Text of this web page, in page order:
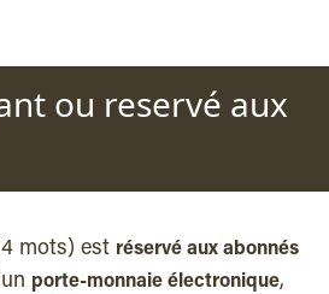
ou reservé aux
mots) est réservé aux abonnés
porte-monnaie électronique,